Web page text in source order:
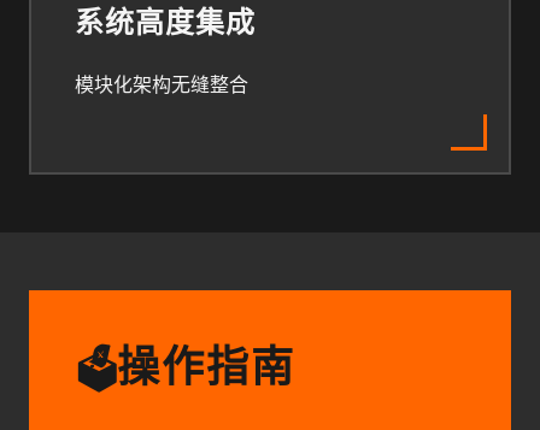
系统高度集成
模块化架构无缝整合
🗳️操作指南